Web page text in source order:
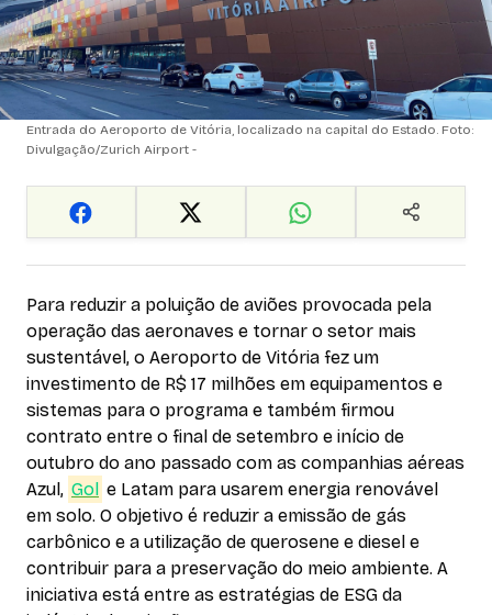
Entrada do Aeroporto de Vitória, localizado na capital do Estado. Foto:
Divulgação/Zurich Airport -
Para reduzir a poluição de aviões provocada pela
operação das aeronaves e tornar o setor mais
sustentável, o Aeroporto de Vitória fez um
investimento de R$ 17 milhões em equipamentos e
sistemas para o programa e também firmou
contrato entre o final de setembro e início de
outubro do ano passado com as companhias aéreas
Azul, Gol e Latam para usarem energia renovável
em solo. O objetivo é reduzir a emissão de gás
carbônico e a utilização de querosene e diesel e
contribuir para a preservação do meio ambiente. A
iniciativa está entre as estratégias de ESG da